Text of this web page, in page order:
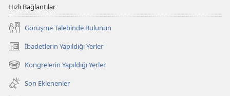
Hızlı Bağlantılar
Görüşme Talebinde Bulunun
İbadetlerin Yapıldığı Yerler
(yeni
pencere
açar)
Kongrelerin Yapıldığı Yerler
(yeni
pencere
açar)
Son Eklenenler